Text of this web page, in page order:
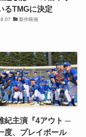
るTMGに決定
新作映画
紀主演『4アウト ─
度、プレイボール